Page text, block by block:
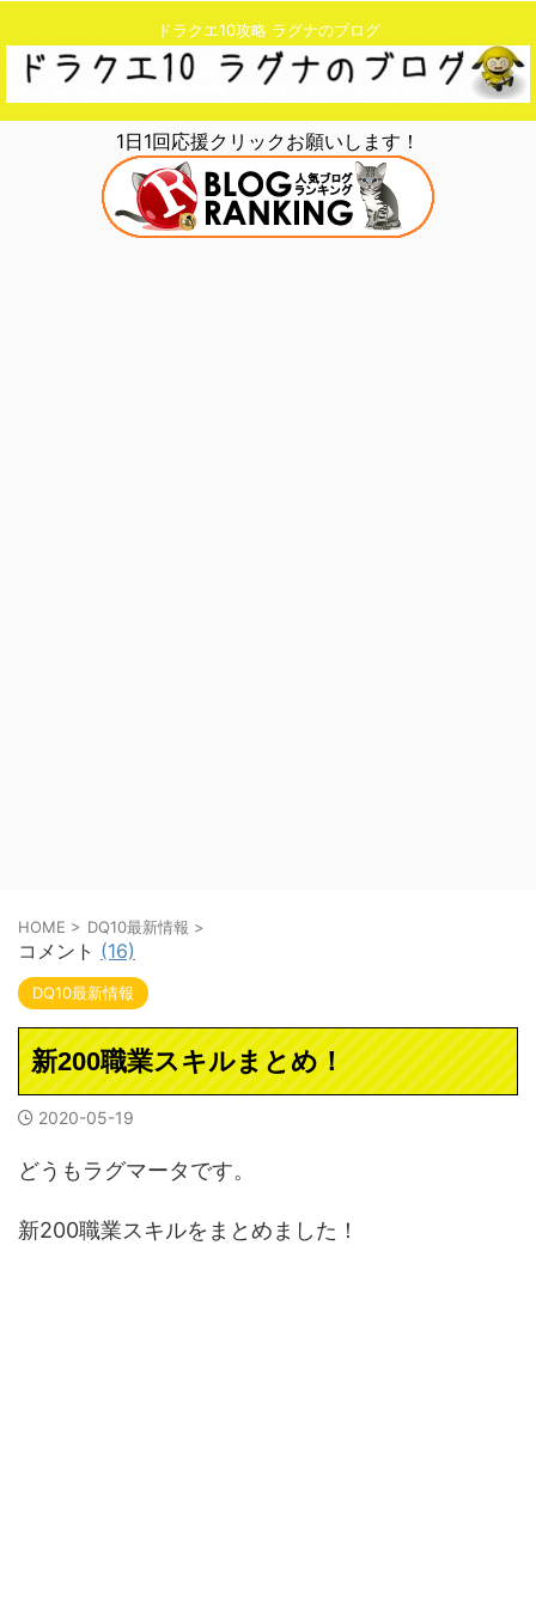
ドラクエ10攻略 ラグナのブログ
1日1回応援クリックお願いします！
HOME > DQ10最新情報 >
コメント (16)
DQ10最新情報
新200職業スキルまとめ！
2020-05-19
どうもラグマータです。
新200職業スキルをまとめました！